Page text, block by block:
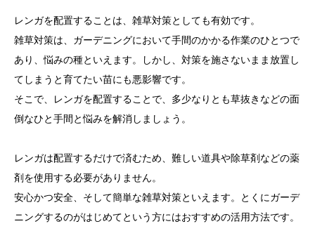
レンガを配置することは、 雑草対策としても有効です。
雑草対策は、ガーデニングにおいて手間のかかる作業のひとつで
あり、悩みの種といえます。しかし、対策を施さないまま放置し
てしまうと育てたい苗にも悪影響です。
そこで、レンガを配置することで、多少なりとも草抜きなどの面
倒なひと手間と悩みを解消しましょう。
レンガは配置するだけで済むため、難しい道具や除草剤などの薬
剤を使用する必要がありません。
安心かつ安全、そして簡単な雑草対策といえます。とくにガーデ
ニングするのがはじめてという方にはおすすめの活用方法です。